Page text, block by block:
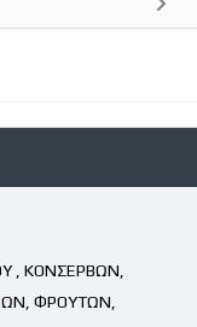
, ΚΟΝΣΕΡΒΩΝ,
ΦΡΟΥΤΩΝ,